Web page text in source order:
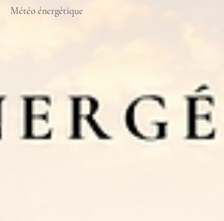
Météo énergétique